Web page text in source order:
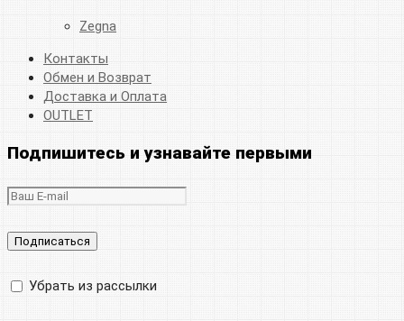
Zegna
Контакты
Обмен и Возврат
Доставка и Оплата
OUTLET
Подпишитесь и узнавайте первыми
Убрать из рассылки